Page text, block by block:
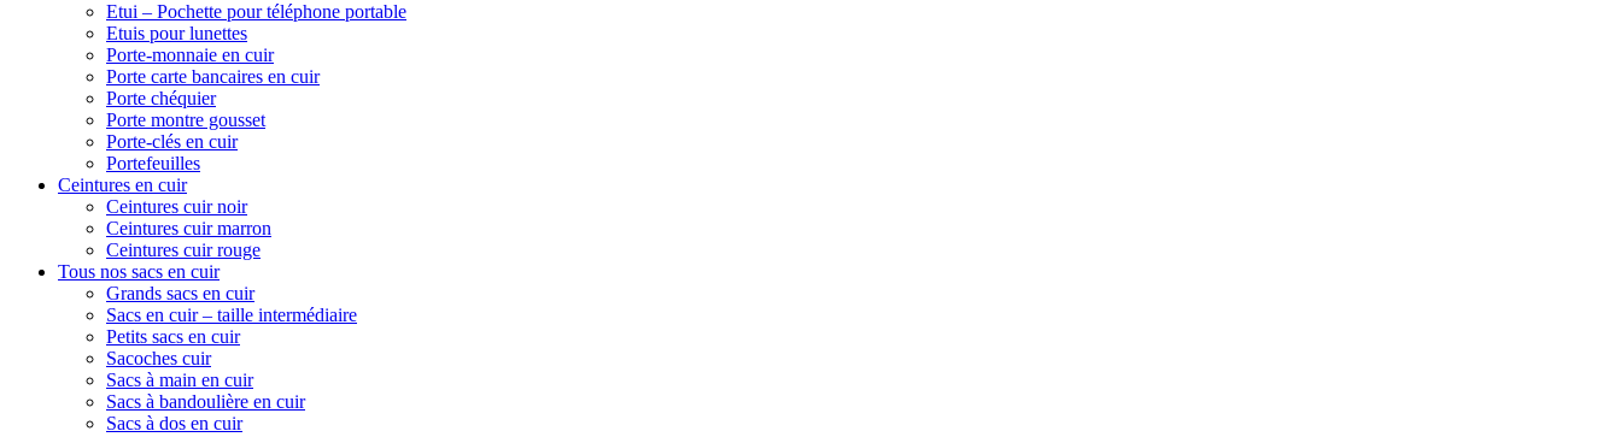
Etui – Pochette pour téléphone portable
Etuis pour lunettes
Porte-monnaie en cuir
Porte carte bancaires en cuir
Porte chéquier
Porte montre gousset
Porte-clés en cuir
Portefeuilles
Ceintures en cuir
Ceintures cuir noir
Ceintures cuir marron
Ceintures cuir rouge
Tous nos sacs en cuir
Grands sacs en cuir
Sacs en cuir – taille intermédiaire
Petits sacs en cuir
Sacoches cuir
Sacs à main en cuir
Sacs à bandoulière en cuir
Sacs à dos en cuir